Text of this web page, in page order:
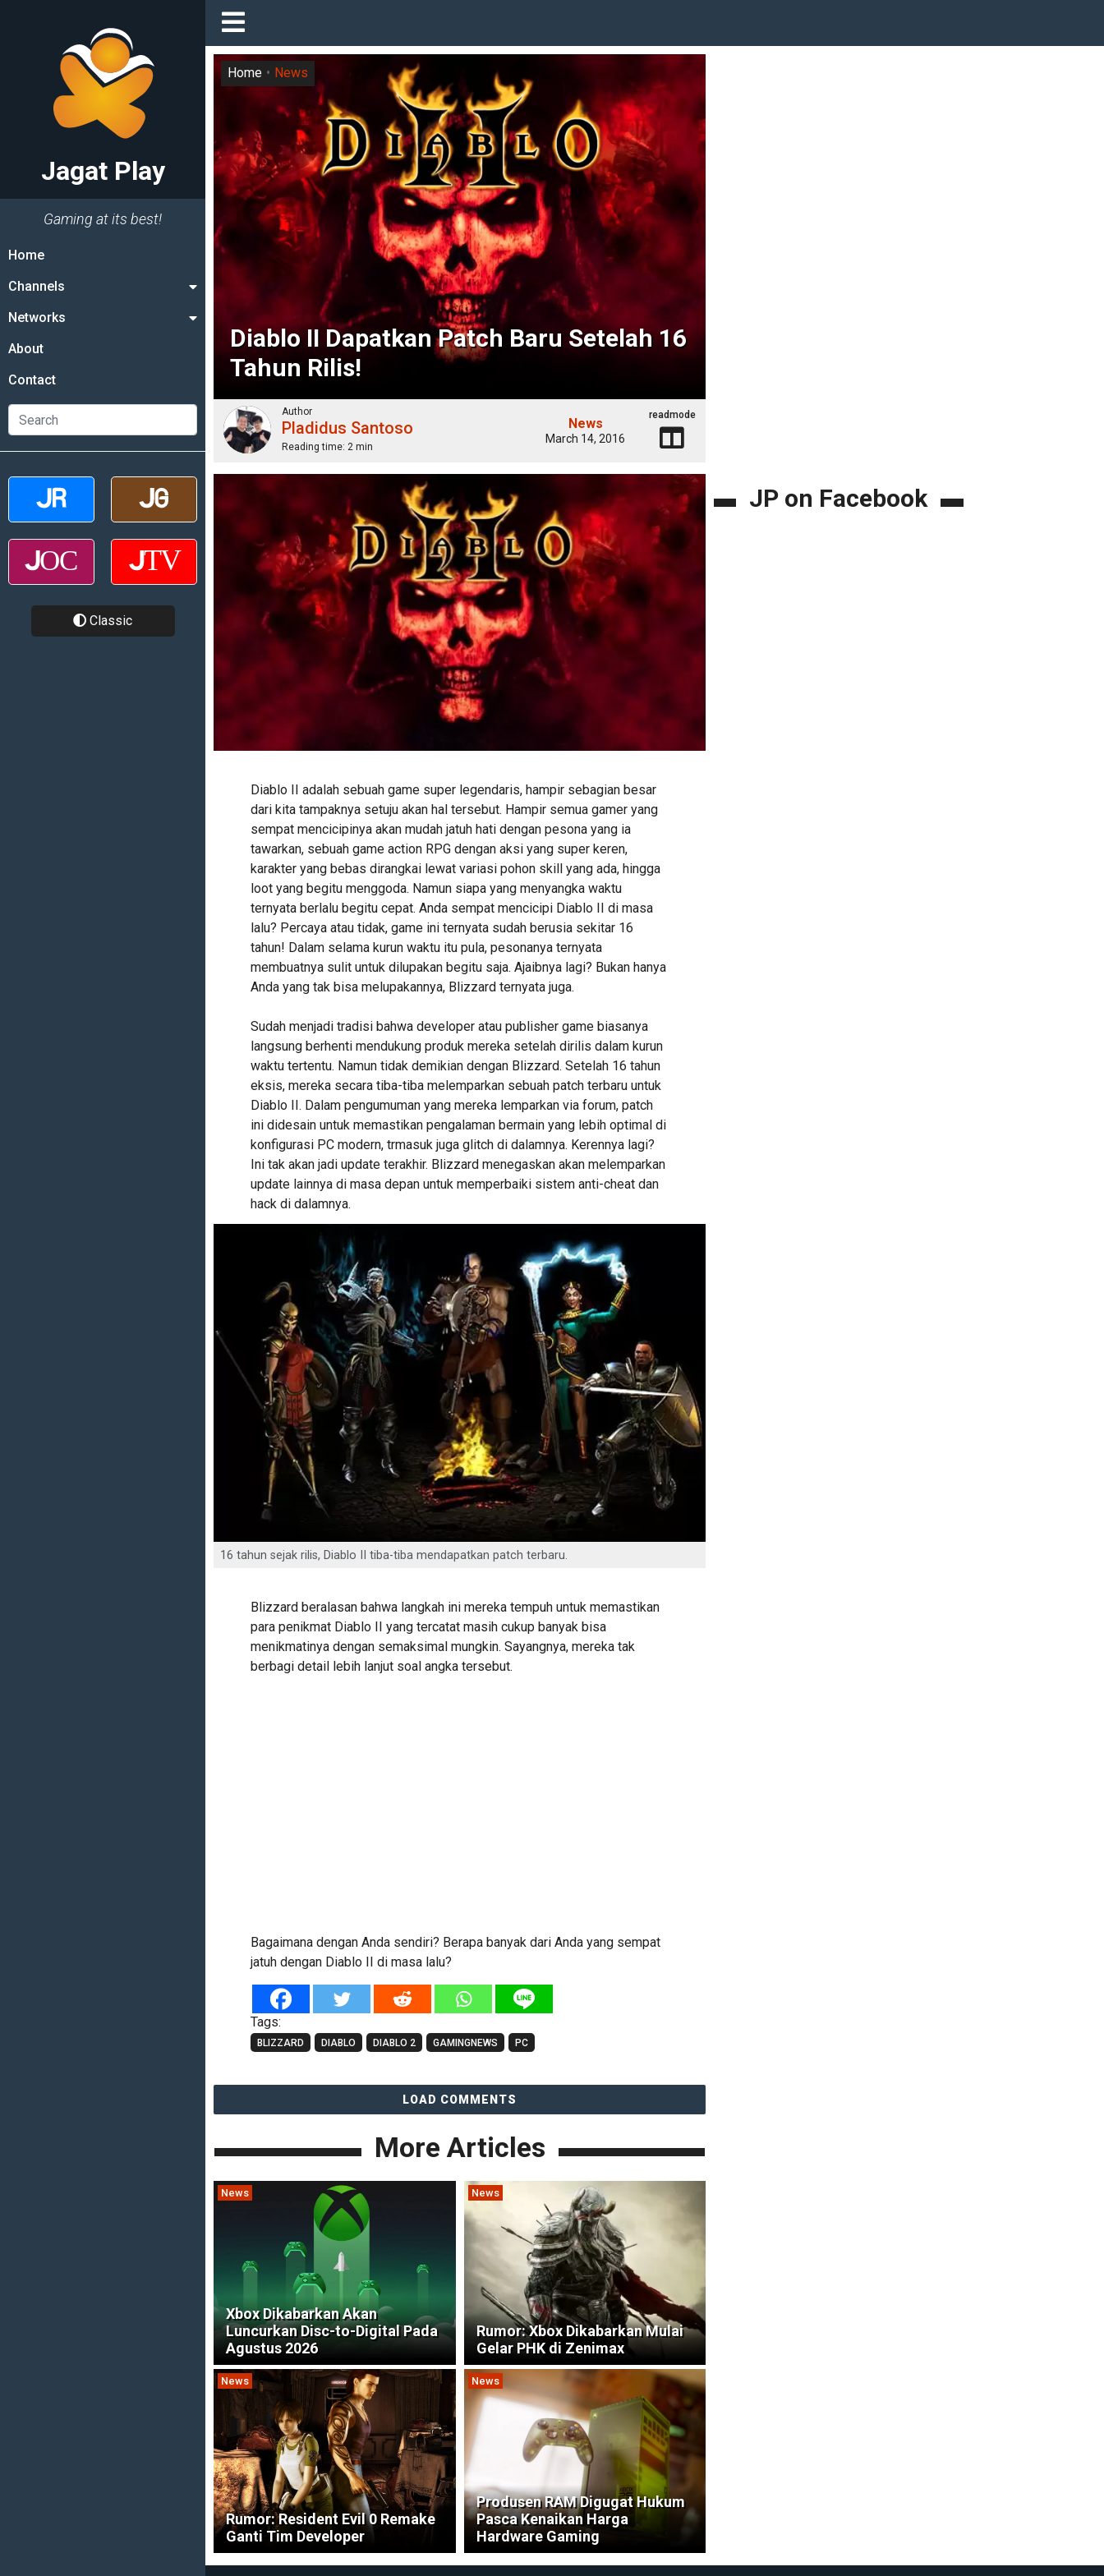
Jagat Play
Gaming at its best!
Home
Channels
Networks
About
Contact
Classic
Diablo II Dapatkan Patch Baru Setelah 16
Tahun Rilis!
Home News
Author
Pladidus Santoso
Reading time: 2 min
News
March 14, 2016
readmode
Diablo II adalah sebuah game super legendaris, hampir sebagian besar
dari kita tampaknya setuju akan hal tersebut. Hampir semua gamer yang
sempat mencicipinya akan mudah jatuh hati dengan pesona yang ia
tawarkan, sebuah game action RPG dengan aksi yang super keren,
karakter yang bebas dirangkai lewat variasi pohon skill yang ada, hingga
loot yang begitu menggoda. Namun siapa yang menyangka waktu
ternyata berlalu begitu cepat. Anda sempat mencicipi Diablo II di masa
lalu? Percaya atau tidak, game ini ternyata sudah berusia sekitar 16
tahun! Dalam selama kurun waktu itu pula, pesonanya ternyata
membuatnya sulit untuk dilupakan begitu saja. Ajaibnya lagi? Bukan hanya
Anda yang tak bisa melupakannya, Blizzard ternyata juga.
Sudah menjadi tradisi bahwa developer atau publisher game biasanya
langsung berhenti mendukung produk mereka setelah dirilis dalam kurun
waktu tertentu. Namun tidak demikian dengan Blizzard. Setelah 16 tahun
eksis, mereka secara tiba-tiba melemparkan sebuah patch terbaru untuk
Diablo II. Dalam pengumuman yang mereka lemparkan via forum, patch
ini didesain untuk memastikan pengalaman bermain yang lebih optimal di
konfigurasi PC modern, trmasuk juga glitch di dalamnya. Kerennya lagi?
Ini tak akan jadi update terakhir. Blizzard menegaskan akan melemparkan
update lainnya di masa depan untuk memperbaiki sistem anti-cheat dan
hack di dalamnya.
16 tahun sejak rilis, Diablo II tiba-tiba mendapatkan patch terbaru.
Blizzard beralasan bahwa langkah ini mereka tempuh untuk memastikan
para penikmat Diablo II yang tercatat masih cukup banyak bisa
menikmatinya dengan semaksimal mungkin. Sayangnya, mereka tak
berbagi detail lebih lanjut soal angka tersebut.
Bagaimana dengan Anda sendiri? Berapa banyak dari Anda yang sempat
jatuh dengan Diablo II di masa lalu?
Tags:
BLIZZARD DIABLO DIABLO 2 GAMINGNEWS PC
LOAD COMMENTS
More Articles
News
Xbox Dikabarkan Akan
Luncurkan Disc-to-Digital Pada
Agustus 2026
News
Rumor: Xbox Dikabarkan Mulai
Gelar PHK di Zenimax
News
Rumor: Resident Evil 0 Remake
Ganti Tim Developer
News
Produsen RAM Digugat Hukum
Pasca Kenaikan Harga
Hardware Gaming
JP on Facebook